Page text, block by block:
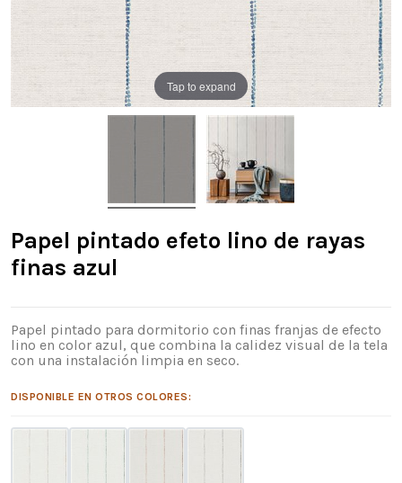
Tap to expand
Papel pintado efeto lino de rayas
finas azul
Papel pintado para dormitorio con finas franjas de efecto
lino en color azul, que combina la calidez visual de la tela
con una instalación limpia en seco.
DISPONIBLE EN OTROS COLORES: